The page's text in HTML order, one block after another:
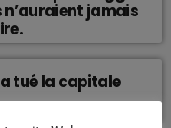
jamais
tué la capitale